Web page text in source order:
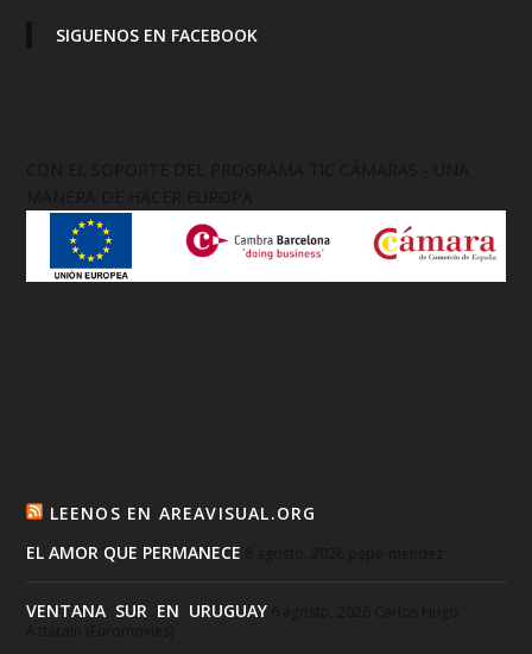
SIGUENOS EN FACEBOOK
LEENOS EN AREAVISUAL.ORG
EL AMOR QUE PERMANECE
VENTANA SUR EN URUGUAY